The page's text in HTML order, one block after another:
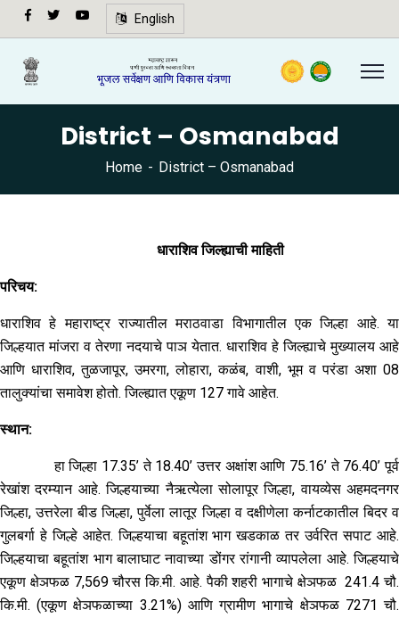
English
District – Osmanabad
Home District – Osmanabad
धाराशिव जिल्ह्याची माहिती
परिचय:
धाराशिव हे महाराष्ट्र राज्यातील मराठवाडा विभागातील एक जिल्हा आहे. या
जिल्हयात मांजरा व तेरणा नदयाचे पाञ येतात. धाराशिव हे जिल्ह्याचे मुख्यालय आहे
आणि धाराशिव, तुळजापूर, उमरगा, लोहारा, कळंब, वाशी, भूम व परंडा अशा 08
तालुक्यांचा समावेश होतो. जिल्ह्यात एकूण 127 गावे आहेत.
स्थान:
हा जिल्हा 17.35’ ते 18.40’ उत्तर अक्षांश आणि 75.16’ ते 76.40’ पूर्व
रेखांश दरम्यान आहे. जिल्हयाच्या नैऋत्येला सोलापूर जिल्हा, वायव्येस अहमदनगर
जिल्हा, उत्तरेला बीड जिल्हा, पुर्वेला लातूर जिल्हा व दक्षीणेला कर्नाटकातील बिदर व
गुलबर्गा हे जिल्हे आहेत. जिल्हयाचा बहूतांश भाग खडकाळ तर उर्वरित सपाट आहे.
जिल्हयाचा बहूतांश भाग बालाघाट नावाच्या डोंगर रांगानी व्यापलेला आहे. जिल्हयाचे
एकूण क्षेञफळ 7,569 चौरस कि.मी. आहे. पैकी शहरी भागाचे क्षेञफळ 241.4 चौ.
कि.मी. (एकूण क्षेञफळाच्या 3.21%) आणि ग्रामीण भागाचे क्षेञफळ 7271 चौ.
अ+
Speech
supported
in your